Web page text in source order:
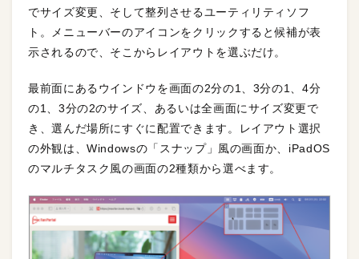
でサイズ変更、そして整列させるユーティリティソフ
ト。メニューバーのアイコンをクリックすると候補が表
示されるので、そこからレイアウトを選ぶだけ。
最前面にあるウインドウを画面の2分の1、3分の1、4分
の1、3分の2のサイズ、あるいは全画面にサイズ変更で
き、選んだ場所にすぐに配置できます。レイアウト選択
の外観は、Windowsの「スナップ」風の画面か、iPadOS
のマルチタスク風の画面の2種類から選べます。